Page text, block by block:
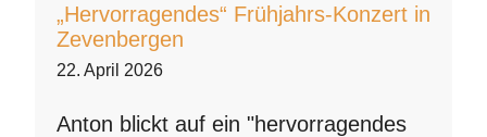
„Hervorragendes“ Frühjahrs-Konzert in
Zevenbergen
22. April 2026
Anton blickt auf ein "hervorragendes